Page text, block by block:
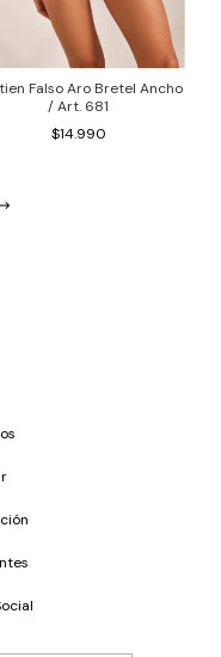
Falso Aro Bretel Ancho
/ Art. 681
$14.990